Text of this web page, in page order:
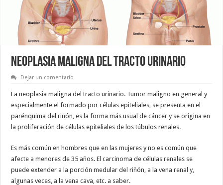
NEOPLASIA MALIGNA DEL TRACTO URINARIO
Dejar un comentario
La neoplasia maligna del tracto urinario. Tumor maligno en general y
especialmente el formado por células epiteliales, se presenta en el
parénquima del riñón, es la forma más usual de cáncer y se origina en
la proliferación de células epiteliales de los túbulos renales.
Es más común en hombres que en las mujeres y no es común que
afecte a menores de 35 años. El carcinoma de células renales se
puede extender a la porción medular del riñón, a la vena renal y,
algunas veces, a la vena cava, etc. a saber.